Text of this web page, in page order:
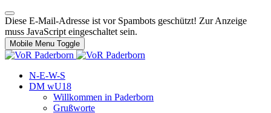
Diese E-Mail-Adresse ist vor Spambots geschützt! Zur Anzeige
muss JavaScript eingeschaltet sein.
Mobile Menu Toggle
N-E-W-S
DM wU18
Willkommen in Paderborn
Grußworte